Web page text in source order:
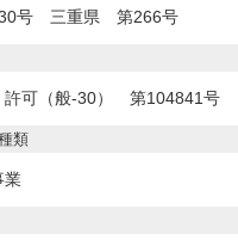
号 三重県 第266号
可（般-30） 第104841号
類
業